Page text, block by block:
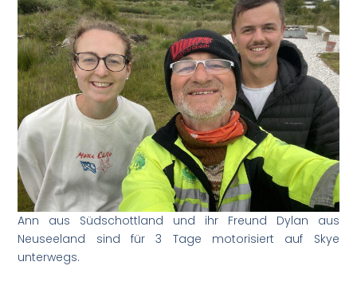
Ann aus Südschottland und ihr Freund Dylan aus
Neuseeland sind für 3 Tage motorisiert auf Skye
unterwegs.